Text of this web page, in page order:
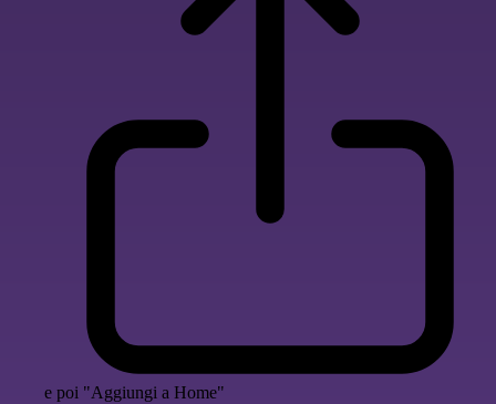
e poi "Aggiungi a Home"